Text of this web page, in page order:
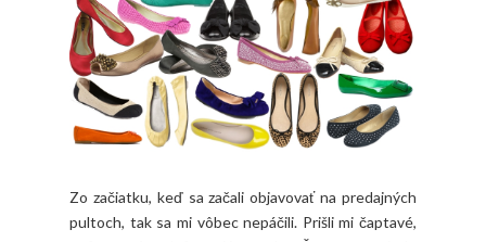
Zo začiatku, keď sa začali objavovať na predajných
pultoch, tak sa mi vôbec nepáčili. Prišli mi čaptavé,